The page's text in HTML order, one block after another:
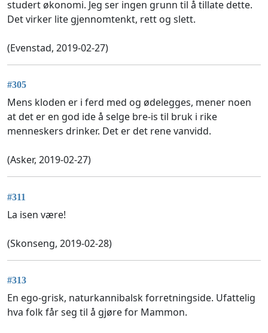
studert økonomi. Jeg ser ingen grunn til å tillate dette.
Det virker lite gjennomtenkt, rett og slett.
(Evenstad, 2019-02-27)
#305
Mens kloden er i ferd med og ødelegges, mener noen
at det er en god ide å selge bre-is til bruk i rike
menneskers drinker. Det er det rene vanvidd.
(Asker, 2019-02-27)
#311
La isen være!
(Skonseng, 2019-02-28)
#313
En ego-grisk, naturkannibalsk forretningside. Ufattelig
hva folk får seg til å gjøre for Mammon.